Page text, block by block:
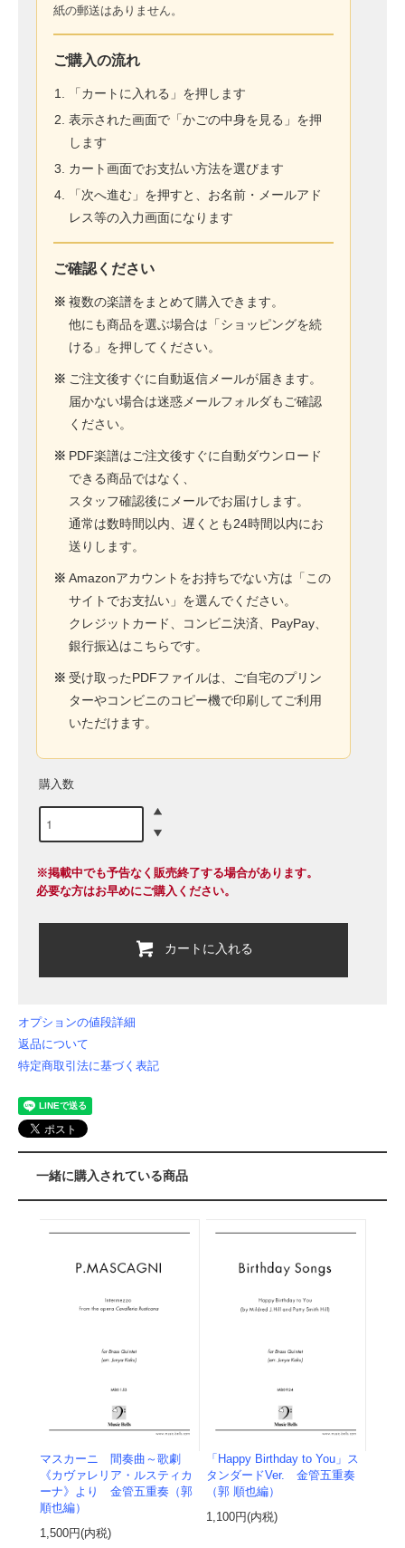
紙の郵送はありません。
ご購入の流れ
「カートに入れる」を押します
表示された画面で「かごの中身を見る」を押
します
カート画面でお支払い方法を選びます
「次へ進む」を押すと、お名前・メールアド
レス等の入力画面になります
ご確認ください
※ 複数の楽譜をまとめて購入できます。
他にも商品を選ぶ場合は「ショッピングを続
ける」を押してください。
※ ご注文後すぐに自動返信メールが届きます。
届かない場合は迷惑メールフォルダもご確認
ください。
※ PDF楽譜はご注文後すぐに自動ダウンロード
できる商品ではなく、
スタッフ確認後にメールでお届けします。
通常は数時間以内、遅くとも24時間以内にお
送りします。
※ Amazonアカウントをお持ちでない方は「この
サイトでお支払い」を選んでください。
クレジットカード、コンビニ決済、PayPay、
銀行振込はこちらです。
※ 受け取ったPDFファイルは、ご自宅のプリン
ターやコンビニのコピー機で印刷してご利用
いただけます。
購入数
※掲載中でも予告なく販売終了する場合があります。
必要な方はお早めにご購入ください。
カートに入れる
オプションの値段詳細
返品について
特定商取引法に基づく表記
一緒に購入されている商品
マスカーニ 間奏曲～歌劇
《カヴァレリア・ルスティカ
ーナ》より 金管五重奏（郭
順也編）
1,500円(内税)
「Happy Birthday to You」ス
タンダードVer. 金管五重奏
（郭 順也編）
1,100円(内税)